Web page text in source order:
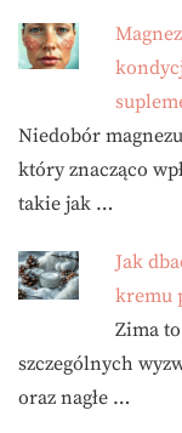
Niedobór
który znacząco
takie jak …
Jak
kremu
Zima
szczególnych
oraz nagłe …